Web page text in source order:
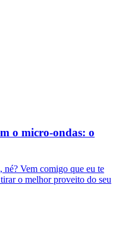
o micro-ondas: o
né? Vem comigo que eu te
o melhor proveito do seu